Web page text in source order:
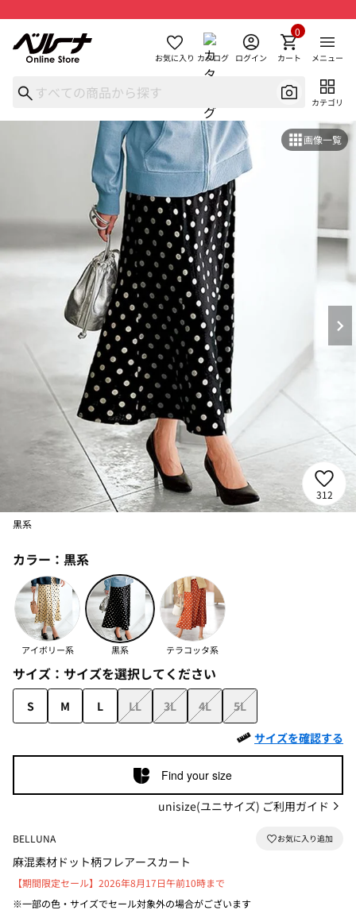
お気に入り カタログ ログイン カート
0
メニュー
カテゴリ
画像一覧
312
黒系
カラー： 黒系
アイボリー系 黒系 テラコッタ系
サイズ： サイズを選択してください
S M L LL 3L 4L
5L
サイズを確認する
Find your size
unisize(ユニサイズ) ご利用ガイド
BELLUNA
麻混素材ドット柄フレアースカート
【期間限定セール】2026年8月17日午前10時まで
※一部の色・サイズでセール対象外の場合がございます